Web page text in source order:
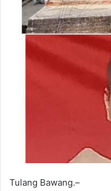
Tulang Bawang.–